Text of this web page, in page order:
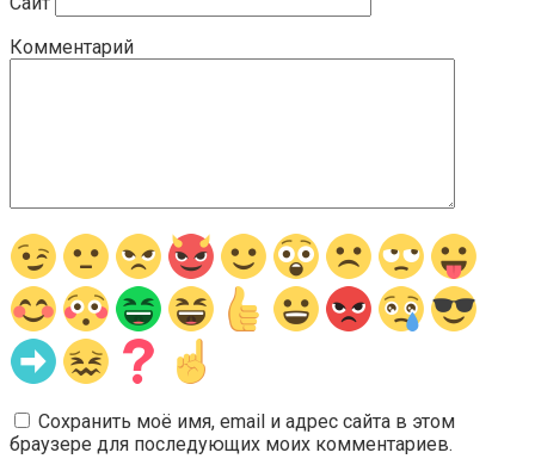
Комментарий
Сохранить моё имя, email и адрес сайта в этом
браузере для последующих моих комментариев.